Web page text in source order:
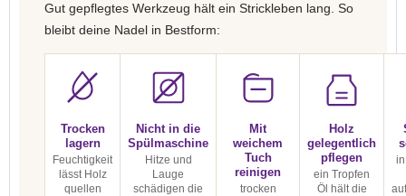
Gut gepflegtes Werkzeug hält ein Strickleben lang. So
bleibt deine Nadel in Bestform:
Trocken
lagern
Feuchtigkeit
lässt Holz
quellen
Nicht in die
Spülmaschine
Hitze und
Lauge
schädigen die
Mit
weichem
Tuch
reinigen
trocken
Holz
gelegentlich
pflegen
ein Tropfen
Öl hält die